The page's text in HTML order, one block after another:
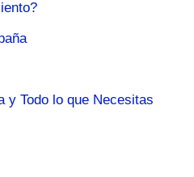
y Todo lo que Necesitas